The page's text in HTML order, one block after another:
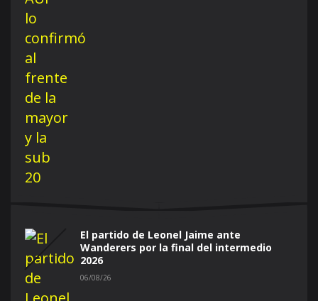
El partido de Leonel Jaime ante
Wanderers por la final del intermedio
2026
06/08/26